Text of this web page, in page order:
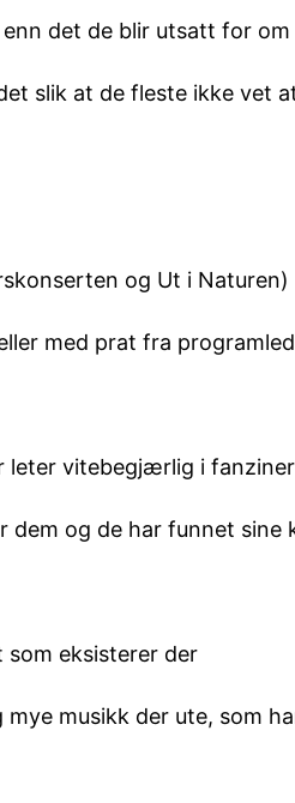
det de blir utsatt for
slik at de fleste ikke vet
og Ut i Naturen)
med prat fra
vitebegjærlig i
dem og de har funnet sine
eksisterer der
musikk der ute, som